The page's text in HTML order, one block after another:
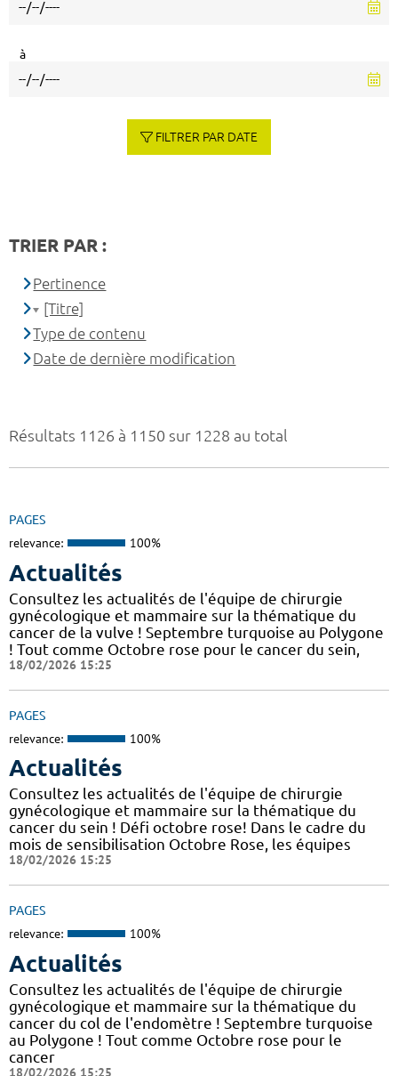
Résultats 1126 à 1150 sur 1228 au total
PAGES
relevance: 100%
Actualités
Consultez les actualités de l'équipe de chirurgie
gynécologique et mammaire sur la thématique du
cancer de la vulve ! Septembre turquoise au Polygone
! Tout comme Octobre rose pour le cancer du sein,
18/02/2026 15:25
PAGES
relevance: 100%
Actualités
Consultez les actualités de l'équipe de chirurgie
gynécologique et mammaire sur la thématique du
cancer du sein ! Défi octobre rose! Dans le cadre du
mois de sensibilisation Octobre Rose, les équipes
18/02/2026 15:25
PAGES
relevance: 100%
Actualités
Consultez les actualités de l'équipe de chirurgie
gynécologique et mammaire sur la thématique du
cancer du col de l'endomètre ! Septembre turquoise
au Polygone ! Tout comme Octobre rose pour le
cancer
18/02/2026 15:25
à
FILTRER PAR DATE
TRIER PAR :
Pertinence
[Titre]
Type de contenu
Date de dernière modification